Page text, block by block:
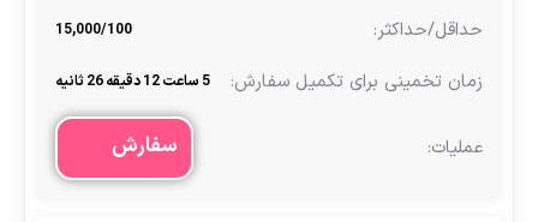
15,000/100
5 ساعت 12 دقیقه 26 ثانیه
سفارش